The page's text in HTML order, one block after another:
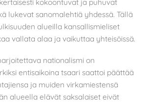
kokoontuvat ja puhuvat
lukevat sanomalehtiä yhdessä. Tällä
alueilla kansallismieliset
vallata alaa ja vaikuttaa yhteisöissä.
nationalismi on
entisaikoina tsaari saattoi päättää
ja muiden virkamiestensä
alueella elävät saksalaiset eivät